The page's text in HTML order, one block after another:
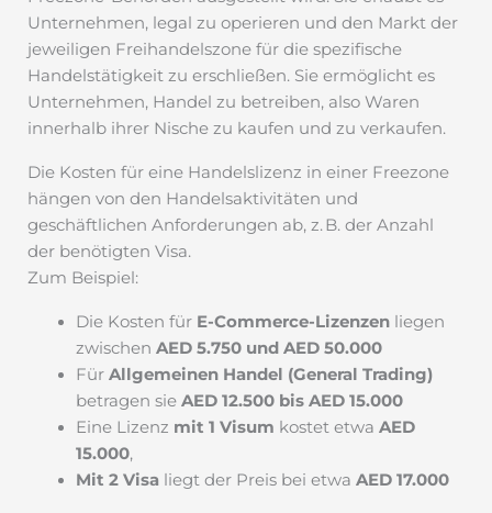
Unternehmen, legal zu operieren und den Markt der
jeweiligen Freihandelszone für die spezifische
Handelstätigkeit zu erschließen. Sie ermöglicht es
Unternehmen, Handel zu betreiben, also Waren
innerhalb ihrer Nische zu kaufen und zu verkaufen.
Die Kosten für eine Handelslizenz in einer Freezone
hängen von den Handelsaktivitäten und
geschäftlichen Anforderungen ab, z. B. der Anzahl
der benötigten Visa.
Zum Beispiel:
Die Kosten für E-Commerce-Lizenzenliegen
zwischen AED 5.750 und AED 50.000
Für Allgemeinen Handel (General Trading)
betragen sie AED 12.500 bis AED 15.000
Eine Lizenz mit 1 Visum kostet etwa AED
15.000,
Mit 2 Visaliegt der Preis bei etwa AED 17.000